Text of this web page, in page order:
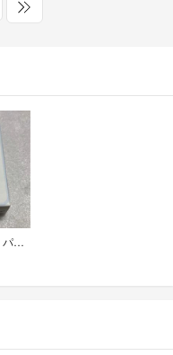
シュクルホワイト パウダレスト ケースパフ